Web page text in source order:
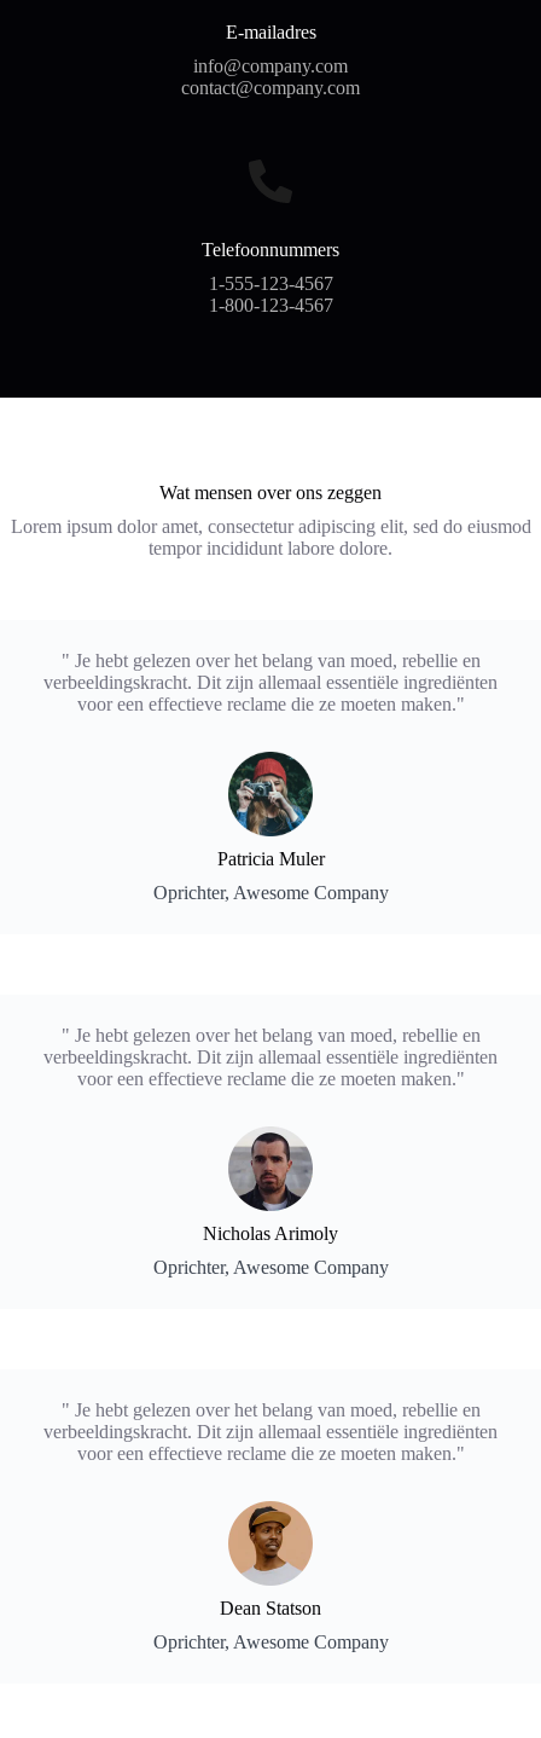
E-mailadres
info@company.com
contact@company.com
Telefoonnummers
1-555-123-4567
1-800-123-4567
Wat mensen over ons zeggen
Lorem ipsum dolor amet, consectetur adipiscing elit, sed do eiusmod
tempor incididunt labore dolore.
" Je hebt gelezen over het belang van moed, rebellie en
verbeeldingskracht. Dit zijn allemaal essentiële ingrediënten
voor een effectieve reclame die ze moeten maken."
Patricia Muler
Oprichter, Awesome Company
" Je hebt gelezen over het belang van moed, rebellie en
verbeeldingskracht. Dit zijn allemaal essentiële ingrediënten
voor een effectieve reclame die ze moeten maken."
Nicholas Arimoly
Oprichter, Awesome Company
" Je hebt gelezen over het belang van moed, rebellie en
verbeeldingskracht. Dit zijn allemaal essentiële ingrediënten
voor een effectieve reclame die ze moeten maken."
Dean Statson
Oprichter, Awesome Company